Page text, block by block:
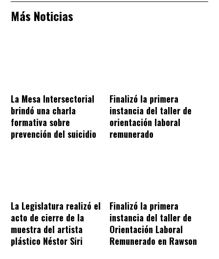
Más Noticias
La Mesa Intersectorial
brindó una charla
formativa sobre
prevención del suicidio
Finalizó la primera
instancia del taller de
orientación laboral
remunerado
La Legislatura realizó el
acto de cierre de la
muestra del artista
plástico Néstor Siri
Finalizó la primera
instancia del taller de
Orientación Laboral
Remunerado en Rawson